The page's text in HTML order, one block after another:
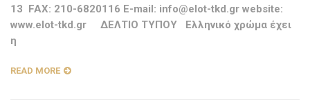
13 FAX: 210-6820116 E-mail: info@elot-tkd.gr website:
www.elot-tkd.gr ΔΕΛΤΙΟ ΤΥΠΟΥ Ελληνικό χρώμα έχει
η
READ MORE